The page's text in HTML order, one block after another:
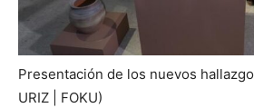
Presentación de los nuevos
URIZ | FOKU)